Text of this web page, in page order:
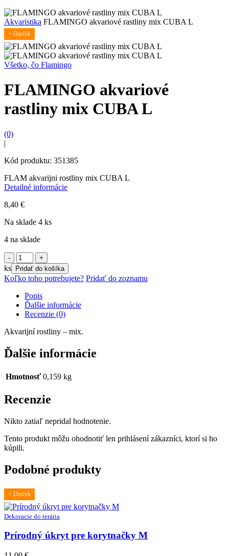
Akvaristika FLAMINGO akvariové rastliny mix CUBA L
+ Darček
Všetko, čo Flamingo
FLAMINGO akvariové
rastliny mix CUBA L
(0)
|
Kód produktu: 351385
FLAM akvarijni rostliny mix CUBA L
Detailné informácie
8,40 €
Na sklade 4 ks
4 na sklade
množstvo
FLAMINGO
akvariové
rastliny
CUBA
ks Pridať do košíka
Koľko toho potrebujete? Pridať do zoznamu
Popis
Ďalšie informácie
Recenzie (0)
Akvarijní rostliny – mix.
Ďalšie informácie
Hmotnosť 0,159 kg
Recenzie
Nikto zatiaľ nepridal hodnotenie.
Tento produkt môžu ohodnotiť len prihlásení zákazníci, ktorí si ho
kúpili.
Podobné produkty
+ Darček
Dekoracie do terária
Prírodný úkryt pre korytnačky M